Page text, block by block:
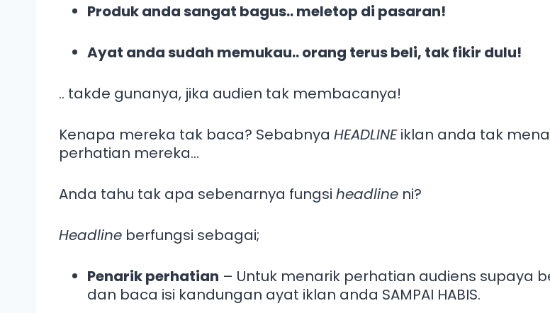
Produk anda sangat bagus.. meletop di pasaran!
Ayat anda sudah memukau.. orang terus beli, tak fikir dulu!
.. takde gunanya, jika audien tak membacanya!
Kenapa mereka tak baca? Sebabnya HEADLINEiklan anda tak
perhatian mereka…
Anda tahu tak apa sebenarnya fungsi headline ni?
Headline berfungsi sebagai;
Penarik perhatian – Untuk menarik perhatian audiens supaya
dan baca isi kandungan ayat iklan anda SAMPAI HABIS.